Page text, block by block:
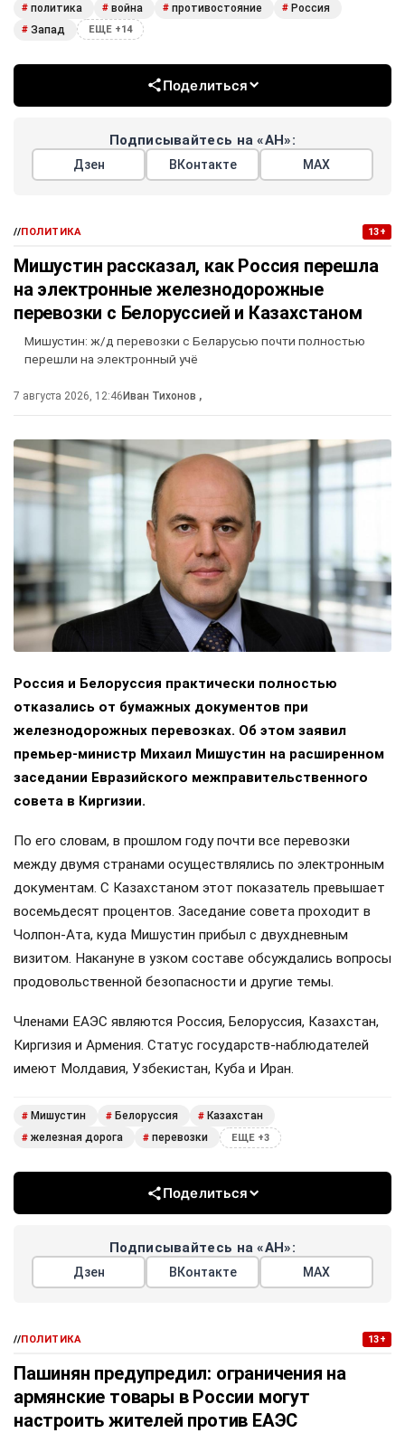
# политика # война # противостояние # Россия
# Запад ЕЩЕ +14
Поделиться
Подписывайтесь на «АН»:
Дзен ВКонтакте МАХ
//ПОЛИТИКА 13+
Мишустин рассказал, как Россия перешла
на электронные железнодорожные
перевозки с Белоруссией и Казахстаном
Мишустин: ж/д перевозки с Беларусью почти полностью
перешли на электронный учё
7 августа 2026, 12:46Иван Тихонов ,
Россия и Белоруссия практически полностью
отказались от бумажных документов при
железнодорожных перевозках. Об этом заявил
премьер-министр Михаил Мишустин на расширенном
заседании Евразийского межправительственного
совета в Киргизии.
По его словам, в прошлом году почти все перевозки
между двумя странами осуществлялись по электронным
документам. С Казахстаном этот показатель превышает
восемьдесят процентов. Заседание совета проходит в
Чолпон-Ата, куда Мишустин прибыл с двухдневным
визитом. Накануне в узком составе обсуждались вопросы
продовольственной безопасности и другие темы.
Членами ЕАЭС являются Россия, Белоруссия, Казахстан,
Киргизия и Армения. Статус государств-наблюдателей
имеют Молдавия, Узбекистан, Куба и Иран.
# Мишустин # Белоруссия # Казахстан
# железная дорога # перевозки ЕЩЕ +3
Поделиться
Подписывайтесь на «АН»:
Дзен ВКонтакте МАХ
//ПОЛИТИКА 13+
Пашинян предупредил: ограничения на
армянские товары в России могут
настроить жителей против ЕАЭС